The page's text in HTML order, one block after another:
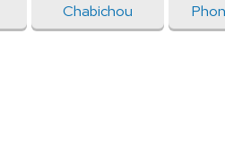
Chabichou